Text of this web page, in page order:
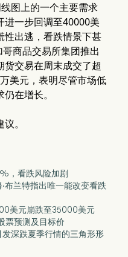
图上的一个主要需求
进一步回调至40000美
性出逃，看跌情景下甚
商品交易所集团推出
交易在周末成交了超
美元，表明尽管市场低
在增长。
。
，看跌风险加剧
布兰特指出唯一能改变看跌
美元崩跌至35000美元
票预测及目标价
发深跌夏季行情的三角形形